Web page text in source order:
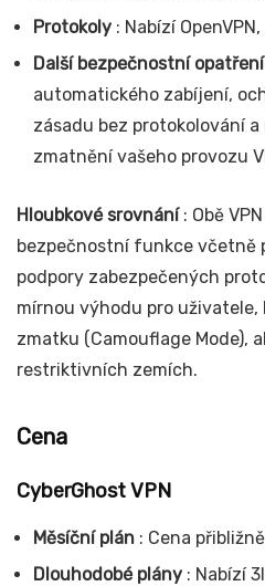
Protokoly : Nabízí
Další bezpečnostní opatření
automatického zabíjení,
zásadu bez protokolování
zmatnění vašeho provozu
Hloubkové srovnání: Obě
bezpečnostní funkce včetně
podpory zabezpečených
mírnou výhodu pro
zmatku (Camouflage Mode),
restriktivních zemích.
Cena
CyberGhost VPN
Měsíční plán : Cena
Dlouhodobé plány : Nabízí